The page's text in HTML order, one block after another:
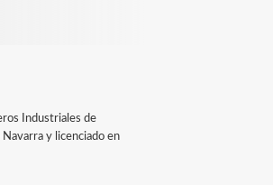
Industriales de
y licenciado en